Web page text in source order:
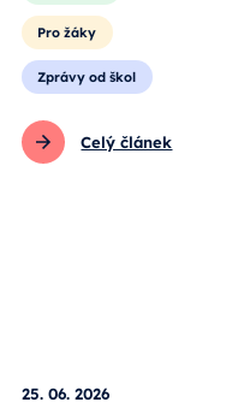
Pro žáky
Zprávy od škol
Celý článek
25. 06. 2026